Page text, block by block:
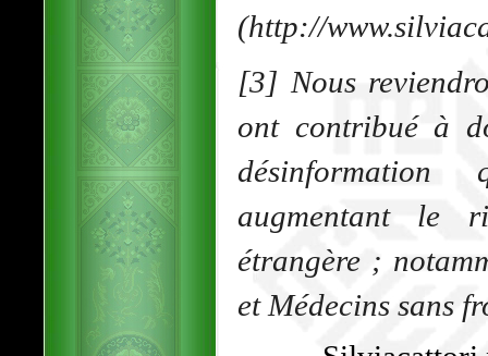
(http://
[3] Nous
ont contribué à
augmentant le
étrangère ;
et Médecins sans